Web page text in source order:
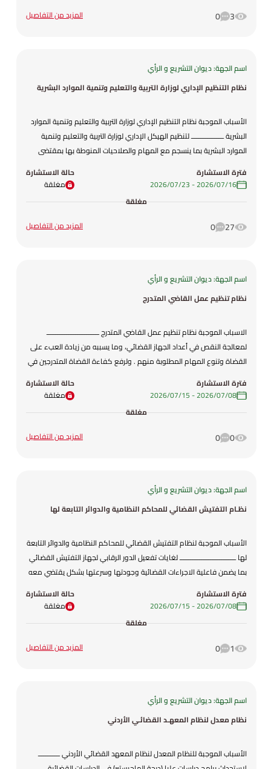
3
0 المزيد من التفاصيل
اسم الجهة: ديوان التشريع و الرأي
نظام التنظيم الإداري لوزارة التربية والتعليم وتنمية الموارد البشرية
الأسباب الموجبة نظام التنظيم الإداري لوزارة التربية والتعليم وتنمية الموارد
البشرية ــــــــــــــــــ لتنظيم الهيكل الإداري لوزارة التربية والتعليم وتنمية
الموارد البشرية بما ينسجم مع المهام والصلاحيات المنوطة بها بمقتضى
الوحدات التنظيمية في الوزارة ومستويات الارتباط والتنسيق بينهـا بما يمكنها
من ممارسة مهامها بكفاءة وفاعلية، ولتعزيز التكامل والتنسيق بين
الوحدات التنظيمية في الوزارة وتوضيح الأدوار والمسؤوليات والصلاحيات
فيها، ولترسيخ مبادئ الحوكمة المؤسسية والشفافية والمساءلة، ودعم
فترة الاستشارة
16‏/07‏/2026
-
23‏/07‏/2026
حالة الاستشارة
مغلقة
مغلقة
27
0 المزيد من التفاصيل
اسم الجهة: ديوان التشريع و الرأي
نظام تنظيم عمل القاضي المتدرج
الاسباب الموجبة نظام تنظيم عمل القاضي المتدرج ـــــــــــــــــــــــــــــ
لمعالجة النقص في أعداد الجهاز القضائي، وما يسببه من زيادة العبء على
القضاة وتنوع المهام المطلوبة منهم . ولرفع كفاءة القضاة المتدرجين في
وتمكينهم من ممارسة التدريب الفعلي وتفعيل منظومتي المتابعة
والتقييم المستمر للمهام التي يباشرونها . ولحاجة الى بناء الخبرة التراكيمة
مشروع هذا النظام .
فترة الاستشارة
08‏/07‏/2026
-
15‏/07‏/2026
حالة الاستشارة
مغلقة
مغلقة
0
0 المزيد من التفاصيل
اسم الجهة: ديوان التشريع و الرأي
نظـام التفتيش القضائي للمحاكم النظامية والدوائر التابعة لها
الأسباب الموجبة لنظام التفتيش القضائي للمحاكم النظامية والدوائر التابعة
لها ـــــــــــــــــــــــــــــــ لغايات تفعيل الدور الرقابي لجهاز التفتيش القضائي
بما يضمن فاعلية الاجراءات القضائية وجودتها وسرعتها بشكل يقتضي معه
تراعي اختلاف الدرجات والتخصصات القضائية ، ولتوظيف وسائل التقنية
الحديثة من خلال إعادة تنظيم مهام جهاز التفتيش القضائي لضمان حسن
الصياغة التشريعية، ولتفعيل ضمان الشفافية والعدالة في أعمال جهاز
التفتيش القضائي ، فقد تم وضع مشروع هذا النظام المعدل.
فترة الاستشارة
08‏/07‏/2026
-
15‏/07‏/2026
حالة الاستشارة
مغلقة
مغلقة
1
0 المزيد من التفاصيل
اسم الجهة: ديوان التشريع و الرأي
نظام معدل لنظام المعهـد القضائـي الأردني
الأسباب الموجبة للنظام المعدل لنظام المعهد القضائي الأردني ــــــــــــ